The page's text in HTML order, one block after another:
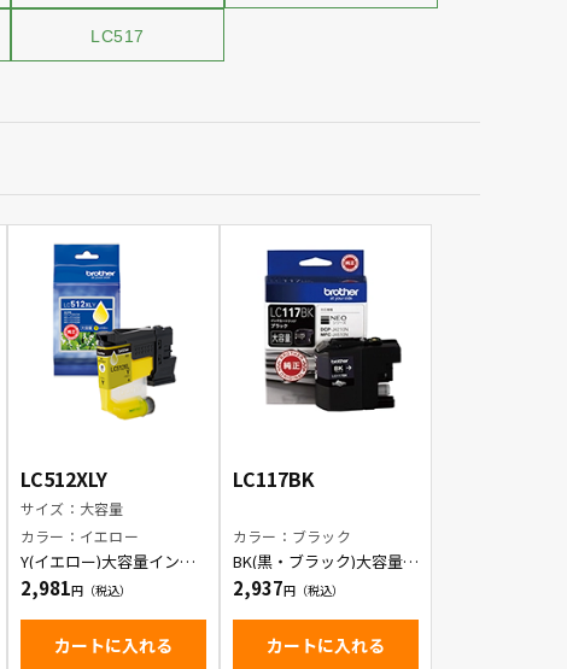
LC517
LC512XLY
サイズ：大容量
カラー：イエロー
Y(イエロー)大容量インク
カートリッジ
2,981
カートに入れる
LC117BK
カラー：ブラック
BK(黒・ブラック)大容量イ
ンクカートリッジ
2,937
カートに入れる